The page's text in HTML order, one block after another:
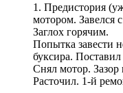
1. Предистория
мотором. Завелся
Заглох горячим.
Попытка завести
буксира.
Снял мотор.
Расточил. 1-й